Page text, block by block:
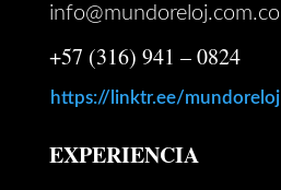
info@mundoreloj.com.co
+57 (316) 941 – 0824
https://linktr.ee/mundoreloj
EXPERIENCIA